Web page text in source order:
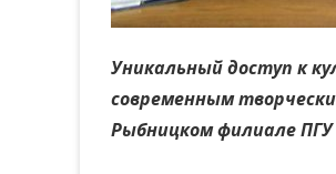
Уникальный доступ к
современным
Рыбницком филиале